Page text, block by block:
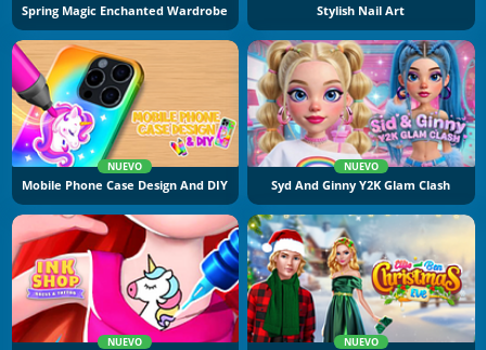
Spring Magic Enchanted Wardrobe Stylish Nail Art
NUEVO
Mobile Phone Case Design And DIY
NUEVO
Syd And Ginny Y2K Glam Clash
NUEVO NUEVO